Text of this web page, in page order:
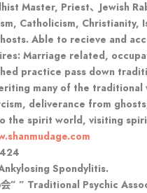
Master, Priest、Jewish
Catholicism,
Able to recieve and
Marriage related,
practice pass down
many of the
deliverance from
the spirit world, visiting
Spondylitis.
会” ” Traditional Psychic